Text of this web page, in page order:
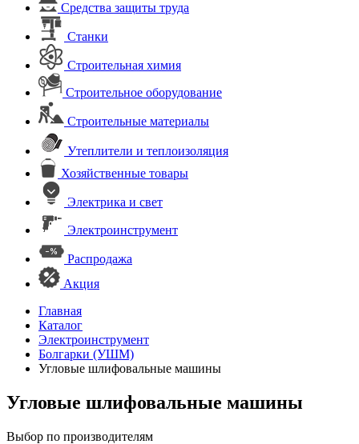
Средства защиты труда
Станки
Строительная химия
Строительное оборудование
Строительные материалы
Утеплители и теплоизоляция
Хозяйственные товары
Электрика и свет
Электроинструмент
Распродажа
Акция
Главная
Каталог
Электроинструмент
Болгарки (УШМ)
Угловые шлифовальные машины
Угловые шлифовальные машины
Выбор по производителям